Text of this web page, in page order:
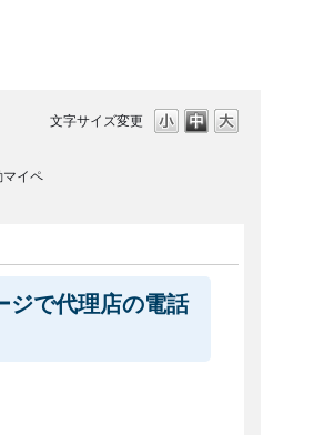
文字サイズ変更
マイペ
ジで代理店の電話